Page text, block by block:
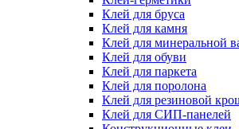
Клей для бруса
Клей для камня
Клей для минеральной
Клей для обуви
Клей для паркета
Клей для поролона
Клей для резиновой
Клей для СИП-панелей